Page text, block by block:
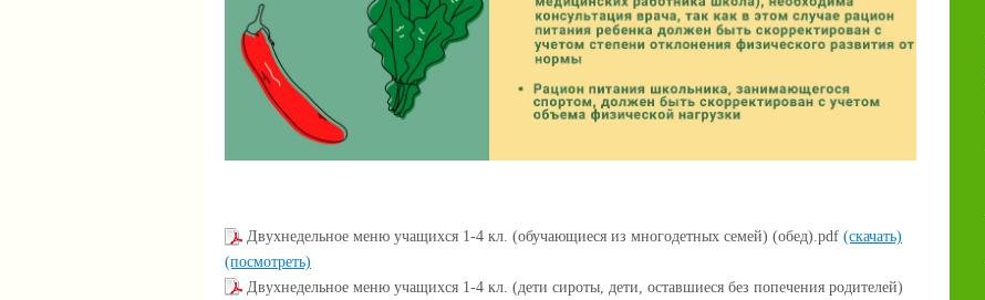
Двухнедельное меню учащихся 1-4 кл. (обучающиеся из многодетных семей) (обед).pdf (скачать)
(посмотреть)
Двухнедельное меню учащихся 1-4 кл. (дети сироты, дети, оставшиеся без попечения родителей)